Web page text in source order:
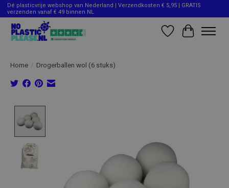
Dé plasticvrije webshop van Nederland | Verzendkosten € 5,95 | GRATIS
verzenden vanaf € 49 binnen NL
Verlanglijst
Home / Drogerballen wol (6 stuks)